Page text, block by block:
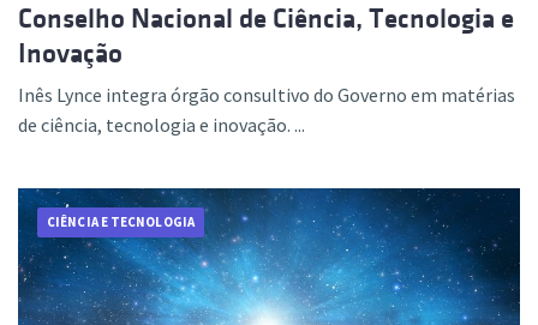
Conselho Nacional de Ciência, Tecnologia e
Inovação
Inês Lynce integra órgão consultivo do Governo em matérias
de ciência, tecnologia e inovação. ...
CIÊNCIA E TECNOLOGIA